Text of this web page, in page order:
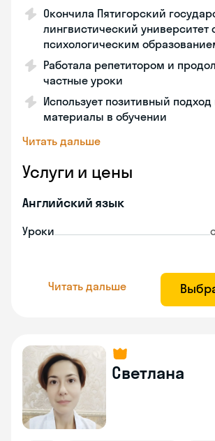
Окончила Пятигорский
лингвистический университет
психологическим
Работала репетитором и
частные уроки
Использует позитивный
материалы в обучении
Читать дальше
Услуги и цены
Английский язык
Уроки
Читать дальше
Светлана